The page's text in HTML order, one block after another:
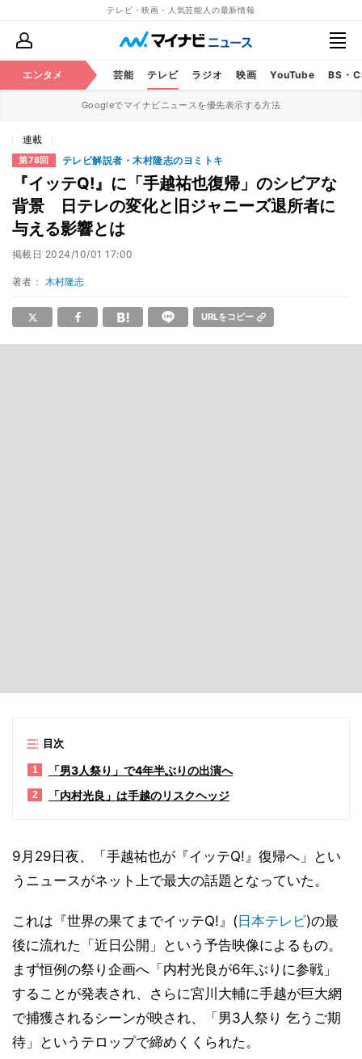
テレビ・映画・人気芸能人の最新情報
エンタメ 芸能 テレビ ラジオ 映画 YouTube BS・
Googleでマイナビニュースを優先表示する方法
連載
第78回 テレビ解説者・木村隆志のヨミトキ
『イッテQ!』に「手越祐也復帰」のシビアな
背景 日テレの変化と旧ジャニーズ退所者に
与える影響とは
掲載日 2024/10/01 17:00
著者： 木村隆志
URLをコピー
目次
1 「男3人祭り」で4年半ぶりの出演へ
2 「内村光良」は手越のリスクヘッジ
9月29日夜、「手越祐也が『イッテQ!』復帰へ」とい
うニュースがネット上で最大の話題となっていた。
これは『世界の果てまでイッテQ!』( 日本テレビ)の最
後に流れた「近日公開」という予告映像によるもの。
まず恒例の祭り企画へ「内村光良が6年ぶりに参戦」
することが発表され、さらに宮川大輔に手越が巨大網
で捕獲されるシーンが映され、「男3人祭り 乞うご期
待」というテロップで締めくくられた。